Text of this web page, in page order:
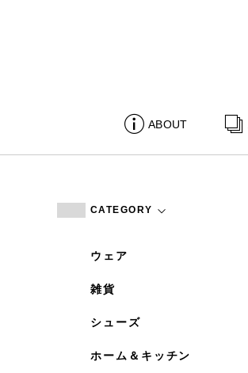
ABOUT
CATEGORY
ウェア
雑貨
シューズ
ホーム＆キッチン